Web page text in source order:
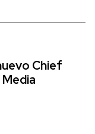
Chief